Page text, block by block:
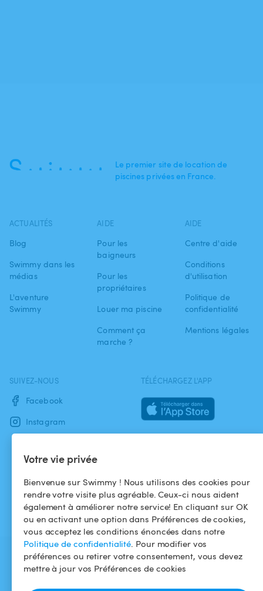
Votre vie privée
Bienvenue sur Swimmy ! Nous utilisons des cookies pour
rendre votre visite plus agréable. Ceux-ci nous aident
également à améliorer notre service! En cliquant sur OK
ou en activant une option dans Préférences de cookies,
vous acceptez les conditions énoncées dans notre
Politique de confidentialité. Pour modifier vos
préférences ou retirer votre consentement, vous devez
mettre à jour vos Préférences de cookies
Le premier site de location de
piscines privées en France.
ACTUALITÉS
Blog
Swimmy dans les
médias
L'aventure
Swimmy
AIDE
Pour les
baigneurs
Pour les
propriétaires
Louer ma piscine
Comment ça
marche ?
AIDE
Centre d'aide
Conditions
d'utilisation
Politique de
confidentialité
Mentions légales
SUIVEZ-NOUS
Facebook
Instagram
TÉLÉCHARGEZ L'APP